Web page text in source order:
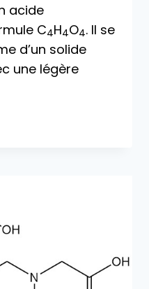
acide
C4H4O4. Il se
d’un solide
une légère